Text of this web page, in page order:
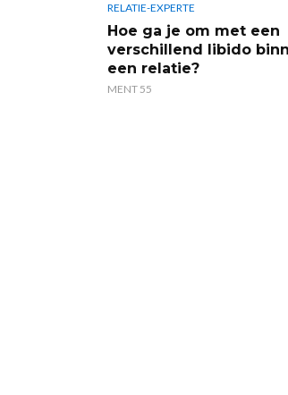
RELATIE-EXPERTE
Hoe ga je om met een
verschillend libido
een relatie?
MENT 55